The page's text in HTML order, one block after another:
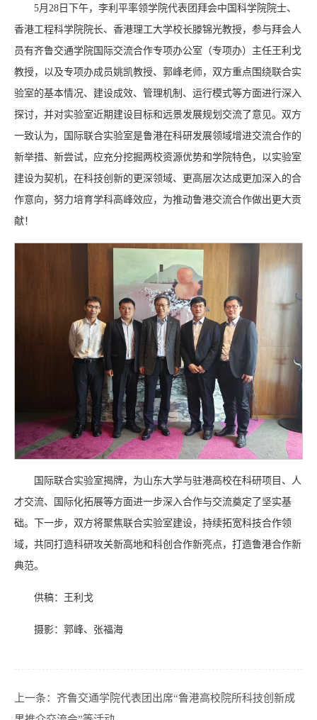
5月28日下午，李利平率领学院代表团拜会中国科学院院士、
香港工程科学院院长、香港理工大学校长滕锦光教授，参与拜会人
员有齐鲁交通学院国际交流合作专项办公室（专项办）主任王利戈
教授，以及专项办成员姚凯教授、郭峰老师，双方重点围绕联合实
验室的基本情况、建设成效、管理机制、运行模式等方面进行深入
探讨，并对实验室近期建设目标和远景发展规划交流了意见。双方
一致认为，国际联合实验室是鲁港在科研发展领域增进交流合作的
新举措、新尝试，应充分挖掘两校资源优势和学院特色，以实验室
建设为契机，在科技创新的更深领域、更高层次达成更加深入的合
作意向，努力培育学科高峰效应，为推动鲁港交流合作做出更大贡
献！
国际联合实验室揭牌，为山东大学与驻港高校在科研项目、人
才交流、国际化拓展等方面进一步深入合作与交流奠定了坚实基
础。下一步，双方将聚焦联合实验室建设，持续拓宽科技合作领
域，共同打造科研攻关新高地和科创合作新亮点，打造鲁港合作新
典范。
供稿：王利戈
摄影：郭峰、张福海
上一条： 齐鲁交通学院代表团出席“鲁港高校院所科技创新成